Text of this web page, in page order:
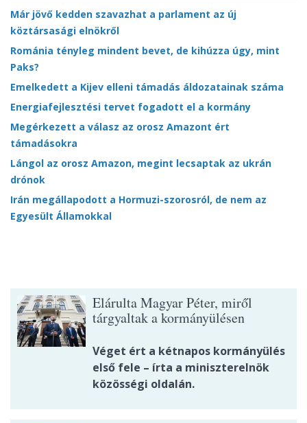
Már jövő kedden szavazhat a parlament az új
köztársasági elnökről
Románia tényleg mindent bevet, de kihúzza úgy, mint
Paks?
Emelkedett a Kijev elleni támadás áldozatainak száma
Energiafejlesztési tervet fogadott el a kormány
Megérkezett a válasz az orosz Amazont ért
támadásokra
Lángol az orosz Amazon, megint lecsaptak az ukrán
drónok
Irán megállapodott a Hormuzi-szorosról, de nem az
Egyesült Államokkal
Elárulta Magyar Péter, miről
tárgyaltak a kormányülésen
Véget ért a kétnapos kormányülés
első fele – írta a miniszterelnök
közösségi oldalán.